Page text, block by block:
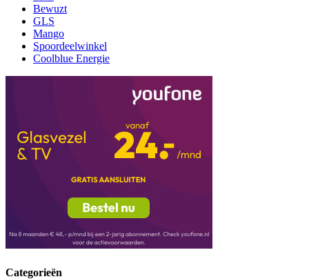
Bewuzt
GLS
Mango
Spoordeelwinkel
Coolblue Energie
Categorieën